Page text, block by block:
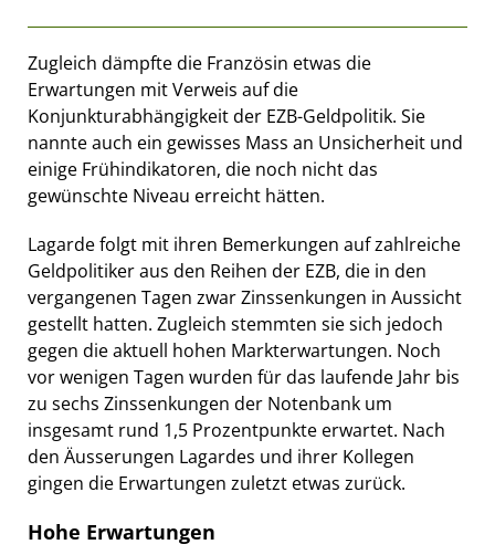
Zugleich dämpfte die Französin etwas die
Erwartungen mit Verweis auf die
Konjunkturabhängigkeit der EZB-Geldpolitik. Sie
nannte auch ein gewisses Mass an Unsicherheit und
einige Frühindikatoren, die noch nicht das
gewünschte Niveau erreicht hätten.
Lagarde folgt mit ihren Bemerkungen auf zahlreiche
Geldpolitiker aus den Reihen der EZB, die in den
vergangenen Tagen zwar Zinssenkungen in Aussicht
gestellt hatten. Zugleich stemmten sie sich jedoch
gegen die aktuell hohen Markterwartungen. Noch
vor wenigen Tagen wurden für das laufende Jahr bis
zu sechs Zinssenkungen der Notenbank um
insgesamt rund 1,5 Prozentpunkte erwartet. Nach
den Äusserungen Lagardes und ihrer Kollegen
gingen die Erwartungen zuletzt etwas zurück.
Hohe Erwartungen